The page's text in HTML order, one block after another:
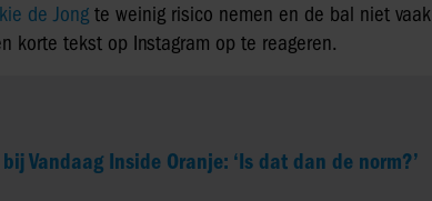
de Jong te weinig risico nemen en de bal niet vaak
korte tekst op Instagram op te reageren.
Vandaag Inside Oranje: ‘Is dat dan de norm?’